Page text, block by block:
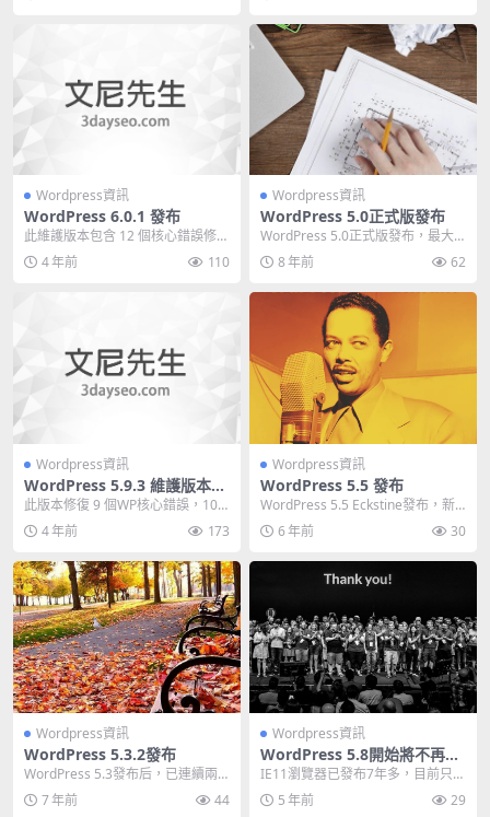
Wordpress資訊
WordPress 6.0.1 發布
此維護版本包含 12 個核心錯誤修復
和 18 個塊編輯器錯誤修復 。 自從
Wo...4 年前 110
Wordpress資訊
WordPress 5.0正式版發布
WordPress 5.0正式版發布，最大
的改變就是用Gutenberg（古騰
堡...8 年前 62
Wordpress資訊
WordPress 5.9.3 維護版本發
布
此版本修復 9 個WP核心錯誤，10
個區塊編輯器錯誤。 WordPress
5... 4 年前 173
Wordpress資訊
WordPress 5.5 發布
WordPress 5.5 Eckstine發布，新
版本更新的內容與之前在《Wo...
6 年前 30
Wordpress資訊
WordPress 5.3.2發布
WordPress 5.3發布后，已連續兩
次小版本更新，WordPress 5....
7 年前 44
Wordpress資訊
WordPress 5.8開始將不再支
持IE11瀏覽器
IE11瀏覽器已發布7年多，目前只有
不到1% 用戶，很多熱門網站已經停
止支持IE...
5 年前 29